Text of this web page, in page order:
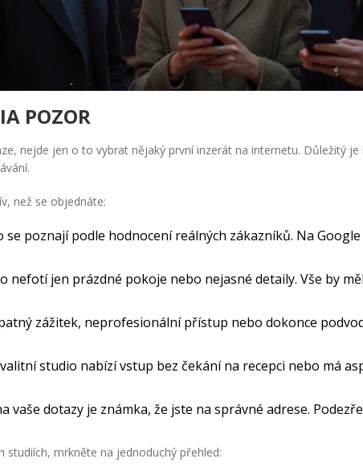
POZOR
nejde jen o to vybrat nějaký první inzerát na internetu. Důležitý
než se objednáte:
se poznají podle hodnocení reálných zákazníků. Na
nefotí jen prázdné pokoje nebo nejasné detaily. Vše by
zážitek, neprofesionální přístup nebo dokonce
studio nabízí vstup bez čekání na recepci nebo má
vaše dotazy je známka, že jste na správné adrese.
studiích, mrkněte na jednoduchý přehled: